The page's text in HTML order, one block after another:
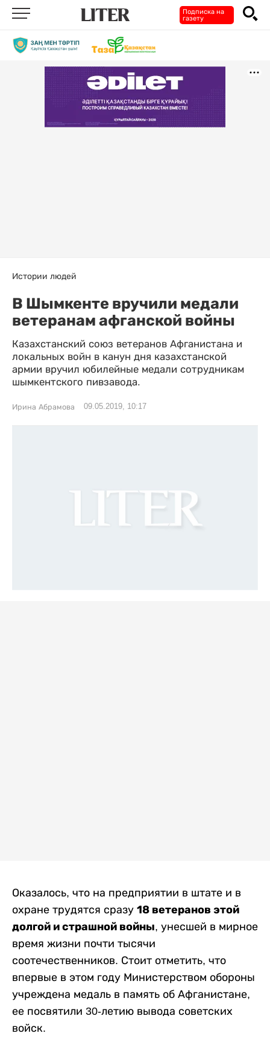
Подписка на
газету
Истории людей
В Шымкенте вручили медали
ветеранам афганской войны
Казахстанский союз ветеранов Афганистана и
локальных войн в канун дня казахстанской
армии вручил юбилейные медали сотрудникам
шымкентского пивзавода.
Ирина Абрамова 09.05.2019, 10:17
Оказалось, что на предприятии в штате и в
охране трудятся сразу 18 ветеранов этой
долгой и страшной войны, унесшей в мирное
время жизни почти тысячи
соотечественников. Стоит отметить, что
впервые в этом году Министерством обороны
учреждена медаль в память об Афганистане,
ее посвятили 30-летию вывода советских
войск.